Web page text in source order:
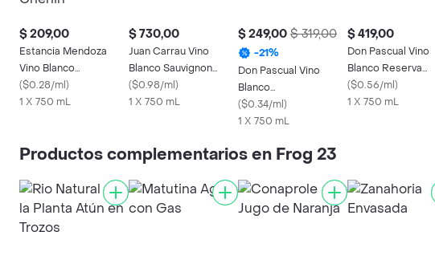
$ 209,00
Estancia Mendoza
Vino Blanco
Chardonnay Chenin
($0.28/ml)
1 X 750 mL
$ 730,00
Juan Carrau Vino
Blanco Sauvignon
Blanc
($0.98/ml)
1 X 750 mL
$ 249,00 $ 319,00
-21%
Don Pascual Vino
Blanco
Sauvignon Blanc
($0.34/ml)
1 X 750 mL
$ 419,00
Don Pascual Vino
Blanco Reserva
Sauvignon Blanc
($0.56/ml)
1 X 750 mL
Productos complementarios en Frog 23